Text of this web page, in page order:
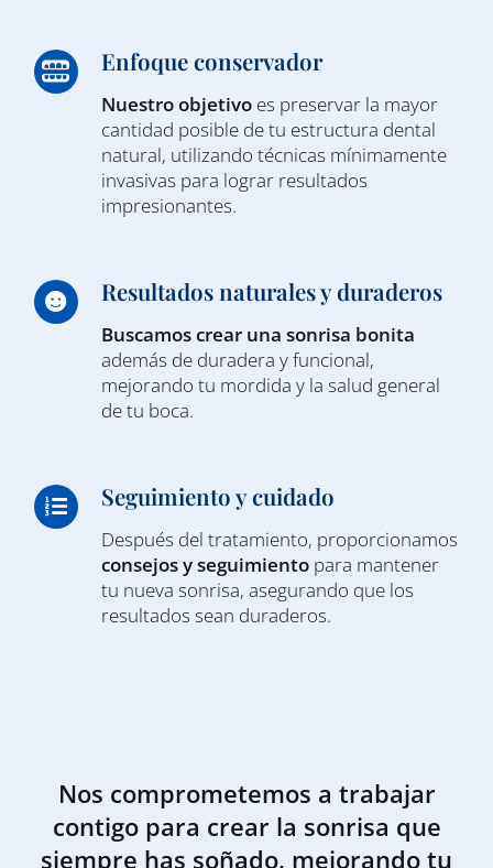
Enfoque conservador
Nuestro objetivoes preservar la mayor
cantidad posible de tu estructura dental
natural, utilizando técnicas mínimamente
invasivas para lograr resultados
impresionantes.
Resultados naturales y duraderos
Buscamos crear una sonrisa bonita
además de duradera y funcional,
mejorando tu mordida y la salud general
de tu boca.
Seguimiento y cuidado
Después del tratamiento, proporcionamos
consejos y seguimientopara mantener
tu nueva sonrisa, asegurando que los
resultados sean duraderos.
Nos comprometemos a trabajar
contigo para crear la sonrisa que
siempre has soñado, mejorando tu